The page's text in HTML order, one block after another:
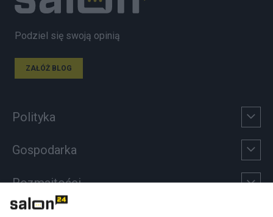
Podziel się swoją opinią
ZAŁÓŻ BLOG
Polityka
Gospodarka
Rozmaitości